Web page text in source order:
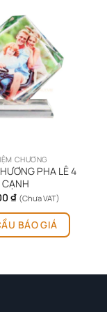
CHƯƠNG
PHA LÊ 4
CẠNH
₫ (Chưa VAT)
BÁO GIÁ